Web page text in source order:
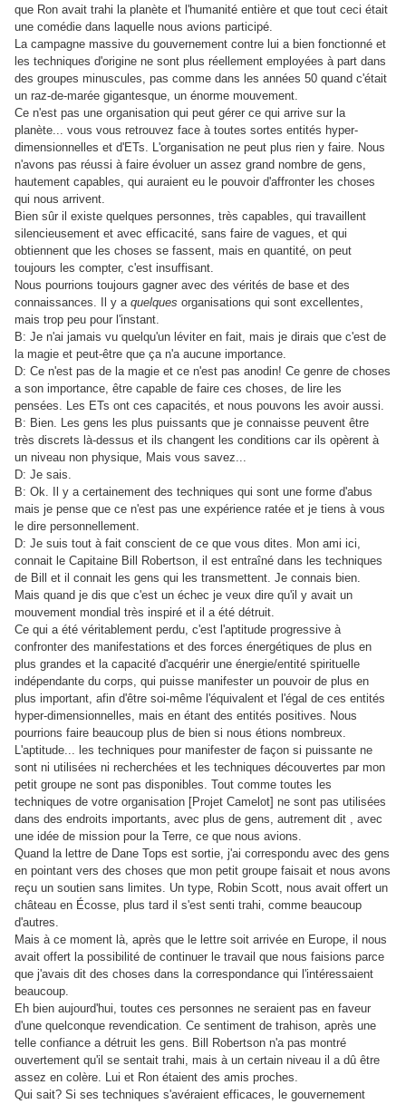
que Ron avait trahi la planète et l'humanité entière et que tout ceci était
une comédie dans laquelle nous avions participé.
La campagne massive du gouvernement contre lui a bien fonctionné et
les techniques d'origine ne sont plus réellement employées à part dans
des groupes minuscules, pas comme dans les années 50 quand c'était
un raz-de-marée gigantesque, un énorme mouvement.
Ce n'est pas une organisation qui peut gérer ce qui arrive sur la
planète... vous vous retrouvez face à toutes sortes entités hyper-
dimensionnelles et d'ETs. L'organisation ne peut plus rien y faire. Nous
n'avons pas réussi à faire évoluer un assez grand nombre de gens,
hautement capables, qui auraient eu le pouvoir d'affronter les choses
qui nous arrivent.
Bien sûr il existe quelques personnes, très capables, qui travaillent
silencieusement et avec efficacité, sans faire de vagues, et qui
obtiennent que les choses se fassent, mais en quantité, on peut
toujours les compter, c'est insuffisant.
Nous pourrions toujours gagner avec des vérités de base et des
connaissances. Il y a quelques organisations qui sont excellentes,
mais trop peu pour l'instant.
B: Je n'ai jamais vu quelqu'un léviter en fait, mais je dirais que c'est de
la magie et peut-être que ça n'a aucune importance.
D: Ce n'est pas de la magie et ce n'est pas anodin! Ce genre de choses
a son importance, être capable de faire ces choses, de lire les
pensées. Les ETs ont ces capacités, et nous pouvons les avoir aussi.
B: Bien. Les gens les plus puissants que je connaisse peuvent être
très discrets là-dessus et ils changent les conditions car ils opèrent à
un niveau non physique, Mais vous savez...
D: Je sais.
B: Ok. Il y a certainement des techniques qui sont une forme d'abus
mais je pense que ce n'est pas une expérience ratée et je tiens à vous
le dire personnellement.
D: Je suis tout à fait conscient de ce que vous dites. Mon ami ici,
connait le Capitaine Bill Robertson, il est entraîné dans les techniques
de Bill et il connait les gens qui les transmettent. Je connais bien.
Mais quand je dis que c'est un échec je veux dire qu'il y avait un
mouvement mondial très inspiré et il a été détruit.
Ce qui a été véritablement perdu, c'est l'aptitude progressive à
confronter des manifestations et des forces énergétiques de plus en
plus grandes et la capacité d'acquérir une énergie/entité spirituelle
indépendante du corps, qui puisse manifester un pouvoir de plus en
plus important, afin d'être soi-même l'équivalent et l'égal de ces entités
hyper-dimensionnelles, mais en étant des entités positives. Nous
pourrions faire beaucoup plus de bien si nous étions nombreux.
L'aptitude... les techniques pour manifester de façon si puissante ne
sont ni utilisées ni recherchées et les techniques découvertes par mon
petit groupe ne sont pas disponibles. Tout comme toutes les
techniques de votre organisation [Projet Camelot] ne sont pas utilisées
dans des endroits importants, avec plus de gens, autrement dit , avec
une idée de mission pour la Terre, ce que nous avions.
Quand la lettre de Dane Tops est sortie, j'ai correspondu avec des gens
en pointant vers des choses que mon petit groupe faisait et nous avons
reçu un soutien sans limites. Un type, Robin Scott, nous avait offert un
château en Écosse, plus tard il s'est senti trahi, comme beaucoup
d'autres.
Mais à ce moment là, après que le lettre soit arrivée en Europe, il nous
avait offert la possibilité de continuer le travail que nous faisions parce
que j'avais dit des choses dans la correspondance qui l'intéressaient
beaucoup.
Eh bien aujourd'hui, toutes ces personnes ne seraient pas en faveur
d'une quelconque revendication. Ce sentiment de trahison, après une
telle confiance a détruit les gens. Bill Robertson n'a pas montré
ouvertement qu'il se sentait trahi, mais à un certain niveau il a dû être
assez en colère. Lui et Ron étaient des amis proches.
Qui sait? Si ses techniques s'avéraient efficaces, le gouvernement